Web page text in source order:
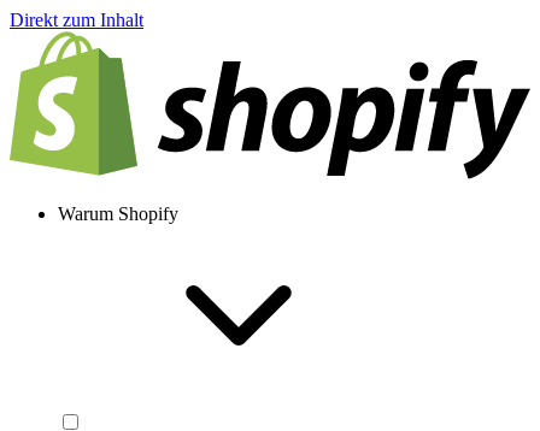
Direkt zum Inhalt
Warum Shopify